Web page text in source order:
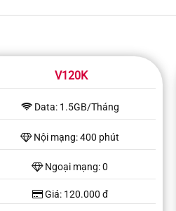
V120K
Data: 1.5GB/Tháng
Nội mạng: 400 phút
Ngoại mạng: 0
Giá: 120.000 đ